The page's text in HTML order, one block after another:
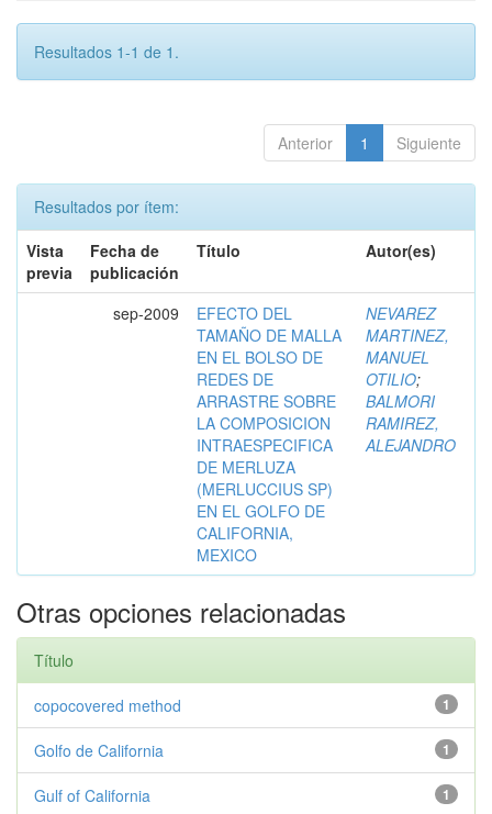
Resultados 1-1 de 1.
Anterior 1 Siguiente
Resultados por ítem:
Vista
previa
Fecha de
publicación
Título Autor(es)
sep-2009
EFECTO DEL
TAMAÑO DE MALLA
EN EL BOLSO DE
REDES DE
ARRASTRE SOBRE
LA COMPOSICION
INTRAESPECIFICA
DE MERLUZA
(MERLUCCIUS SP)
EN EL GOLFO DE
CALIFORNIA,
MEXICO
NEVAREZ
MARTINEZ,
MANUEL
OTILIO;
BALMORI
RAMIREZ,
ALEJANDRO
Otras opciones relacionadas
Título
1
copocovered method
1
Golfo de California
1
Gulf of California